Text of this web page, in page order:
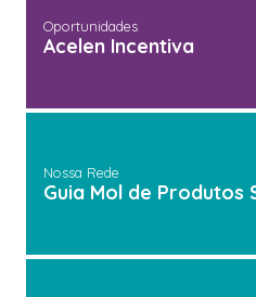
Oportunidades
Acelen Incentiva
Nossa Rede
Guia Mol de Produtos